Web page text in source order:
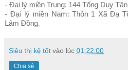
- Đại lý miền Trung: 144 Tống Duy
- Đại lý miền Nam: Thôn 1 Xã Đạ
Lâm Đồng.
Siêu thị kệ tốt vào lúc 01:22:00
Chia sẻ